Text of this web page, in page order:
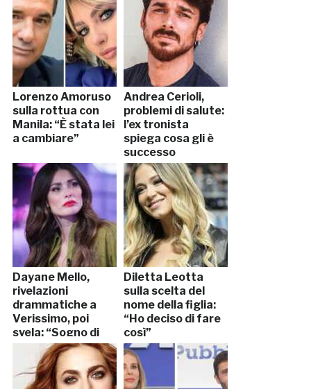
Lorenzo Amoruso
sulla rottua con
Manila: “È stata lei
a cambiare”
Andrea Cerioli,
problemi di salute:
l’ex tronista
spiega cosa gli è
successo
Dayane Mello,
rivelazioni
drammatiche a
Verissimo, poi
svela: “Sogno di
diventare di nuovo
mamma”
Diletta Leotta
sulla scelta del
nome della figlia:
“Ho deciso di fare
così”